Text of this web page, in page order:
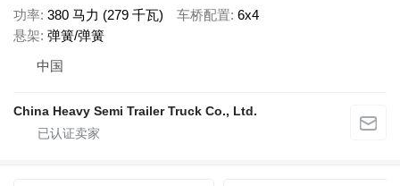
功率 380 马力 (279 千瓦) 车桥配置 6x4
悬架 弹簧/弹簧
中国
China Heavy Semi Trailer Truck Co., Ltd.